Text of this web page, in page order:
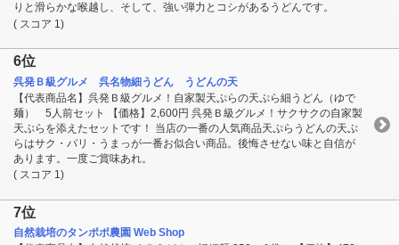
りと滑らかな喉越し、そして、強い弾力とコシがあるうどんです。
( スコア 1)
6位
呉発Ｂ級グルメ 呉名物細うどん うどんの天
【代表商品名】呉発Ｂ級グルメ！自家製天ぷらの天ぷら細うどん（ゆで
麺） 5人前セット 【価格】2,600円 呉発Ｂ級グルメ！サクサクの自家製
天ぷらを添えたセットです！ 当店の一番の人気商品天ぷらうどんの天ぷ
らはサク・パリ・うまっが一番お似合い商品。後悔させない味と自信が
あります。一度ご賞味あれ。
( スコア 1)
7位
自然栽培のタンポポ農園 Web Shop